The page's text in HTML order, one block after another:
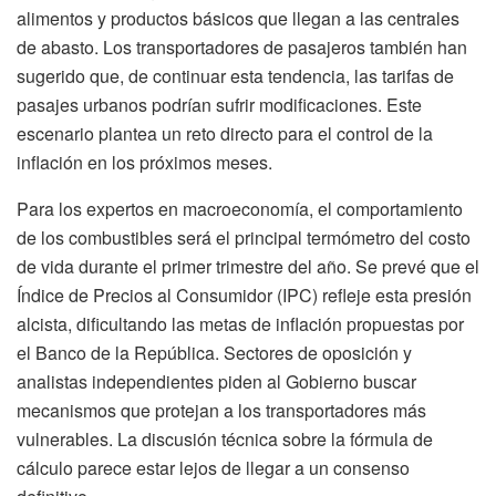
alimentos y productos básicos que llegan a las centrales
de abasto. Los transportadores de pasajeros también han
sugerido que, de continuar esta tendencia, las tarifas de
pasajes urbanos podrían sufrir modificaciones. Este
escenario plantea un reto directo para el control de la
inflación en los próximos meses.
Para los expertos en macroeconomía, el comportamiento
de los combustibles será el principal termómetro del costo
de vida durante el primer trimestre del año. Se prevé que el
Índice de Precios al Consumidor (IPC) refleje esta presión
alcista, dificultando las metas de inflación propuestas por
el Banco de la República. Sectores de oposición y
analistas independientes piden al Gobierno buscar
mecanismos que protejan a los transportadores más
vulnerables. La discusión técnica sobre la fórmula de
cálculo parece estar lejos de llegar a un consenso